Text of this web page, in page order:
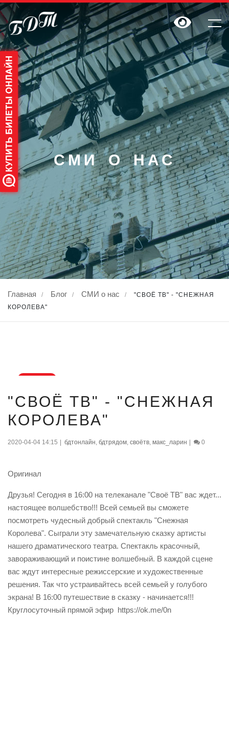
СМИ О НАС
Главная / Блог / СМИ о нас /
"СВОЁ ТВ" - "СНЕЖНАЯ
КОРОЛЕВА"
апр., 2020
"СВОЁ ТВ" - "СНЕЖНАЯ
КОРОЛЕВА"
2020-04-04 14:15 бдтонлайн, бдтрядом, своётв, макс_ларин 0
Оригинал
Друзья! Сегодня в 16:00 на телеканале "Своё ТВ" вас ждет...
настоящее волшебство!!! Всей семьей вы сможете
посмотреть чудесный добрый спектакль "Снежная
Королева". Сыграли эту замечательную сказку артисты
нашего драматического театра. Спектакль красочный,
завораживающий и поистине волшебный. В каждой сцене
вас ждут интересные режиссерские и художественные
решения. Так что устраивайтесь всей семьей у голубого
экрана! В 16:00 путешествие в сказку - начинается!!!
Круглосуточный прямой эфир https://ok.me/0n